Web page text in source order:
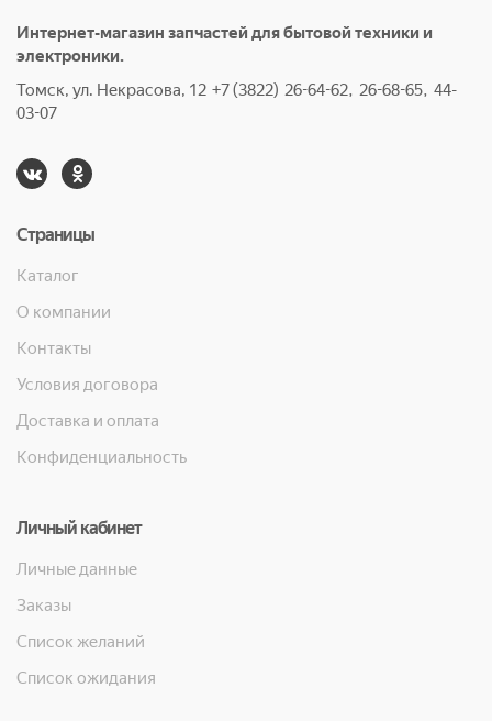
Интернет-магазин запчастей для бытовой техники и
электроники.
Томск, ул. Некрасова, 12 +7 (3822) 26-64-62, 26-68-65, 44-
03-07
Страницы
Каталог
О компании
Контакты
Условия договора
Доставка и оплата
Конфиденциальность
Личный кабинет
Личные данные
Заказы
Список желаний
Список ожидания